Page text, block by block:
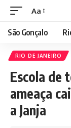
Aa
São Gonçalo
RIO DE JANEIRO
Escola de
ameaça
a Janja